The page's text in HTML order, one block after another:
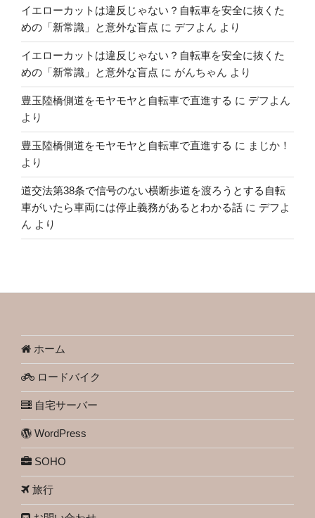
イエローカットは違反じゃない？自転車を安全に抜くた
めの「新常識」と意外な盲点 に デフよん より
イエローカットは違反じゃない？自転車を安全に抜くた
めの「新常識」と意外な盲点 に がんちゃん より
豊玉陸橋側道をモヤモヤと自転車で直進する に デフよん
より
豊玉陸橋側道をモヤモヤと自転車で直進する に まじか！
より
道交法第38条で信号のない横断歩道を渡ろうとする自転
車がいたら車両には停止義務があるとわかる話 に デフよ
ん より
ホーム
ロードバイク
自宅サーバー
WordPress
SOHO
旅行